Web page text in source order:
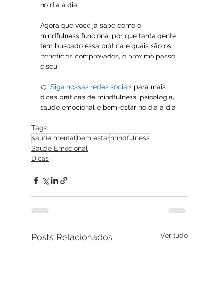
no dia a dia.
Agora que você já sabe como o
mindfulness funciona, por que tanta gente
tem buscado essa prática e quais são os
benefícios comprovados, o próximo passo
é seu.
👉 Siga nossas redes sociais para mais
dicas práticas de mindfulness, psicologia,
saúde emocional e bem-estar no dia a dia.
Tags:
saúde mentalbem estarmindfulness
Saúde Emocional
Dicas
Posts Relacionados Ver tudo